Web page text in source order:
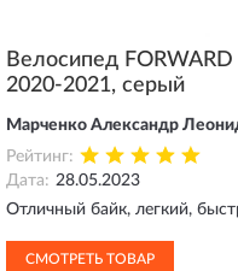
Велосипед
2020-2021, серый
Марченко Александр
Рейтинг:
Дата: 28.05.2023
Отличный байк, легкий,
СМОТРЕТЬ ТОВАР